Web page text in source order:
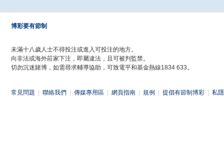
博彩要有節制
未滿十八歲人士不得投注或進入可投注的地方。
向非法或海外莊家下注，即屬違法，且可被判監禁。
切勿沉迷賭博，如需尋求輔導協助，可致電平和基金熱線1834 633。
常見問題 聯絡我們 傳媒專用區 網頁指南 規例 提倡有節制博彩 私